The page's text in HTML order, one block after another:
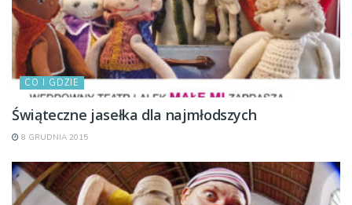
CO I GDZIE
Świąteczne jasełka dla najmłodszych
8 GRUDNIA 2015